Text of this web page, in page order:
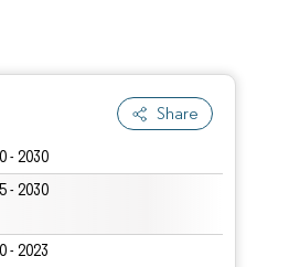
Share
- 2030
- 2030
- 2023